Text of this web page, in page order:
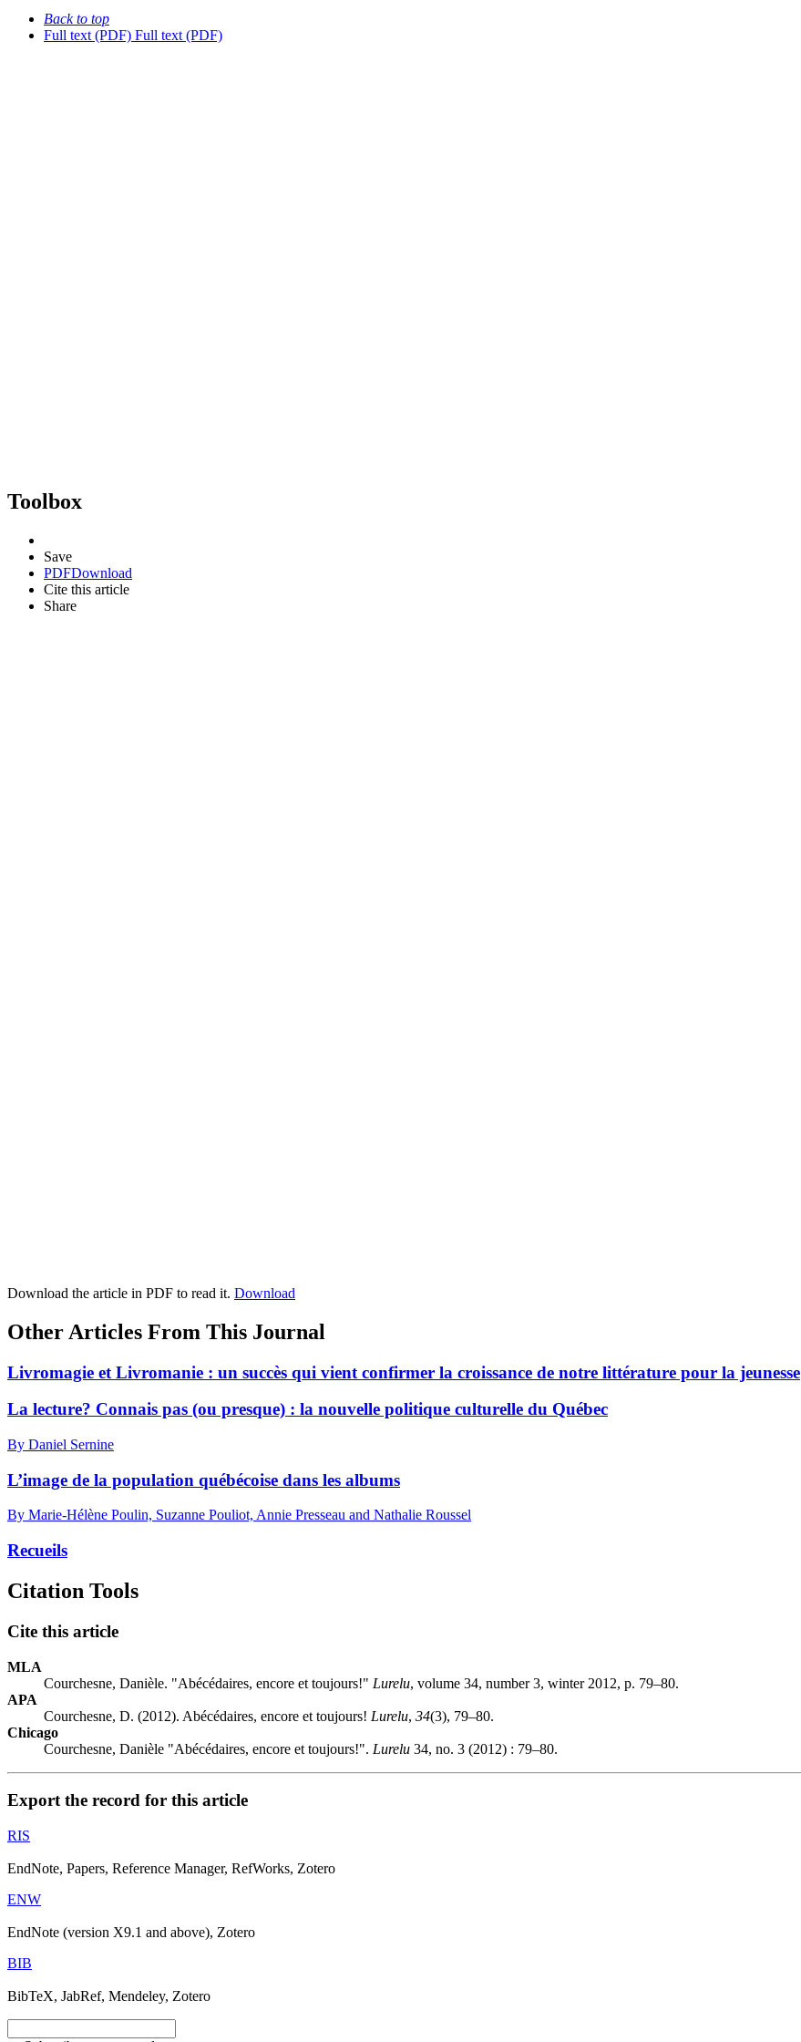
Back to top
Full text (PDF) Full text (PDF)
Toolbox
Save
PDFDownload
Cite this article
Share
Download the article in PDF to read it. Download
Other Articles From This Journal
Livromagie et Livromanie : un succès qui vient confirmer la croissance de notre littérature pour la jeunesse
La lecture? Connais pas (ou presque) : la nouvelle politique culturelle du Québec
By Daniel Sernine
L’image de la population québécoise dans les albums
By Marie-Hélène Poulin, Suzanne Pouliot, Annie Presseau and Nathalie Roussel
Recueils
Citation Tools
Cite this article
MLA
Courchesne, Danièle. "Abécédaires, encore et toujours!" Lurelu, volume 34, number 3, winter 2012, p. 79–80.
APA
Courchesne, D. (2012). Abécédaires, encore et toujours! Lurelu, 34(3), 79–80.
Chicago
Courchesne, Danièle "Abécédaires, encore et toujours!". Lurelu 34, no. 3 (2012) : 79–80.
Export the record for this article
RIS
EndNote, Papers, Reference Manager, RefWorks, Zotero
ENW
EndNote (version X9.1 and above), Zotero
BIB
BibTeX, JabRef, Mendeley, Zotero